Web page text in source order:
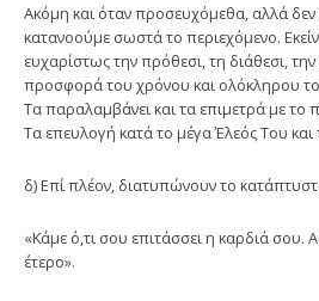
Ακόμη και όταν προσευχόμεθα, αλλά
κατανοούμε σωστά το περιεχόμενο.
ευχαρίστως την πρόθεσι, τη διάθεσι,
προσφορά του χρόνου και ολόκληρου
Τα παραλαμβάνει και τα επιμετρά με το
Τα επευλογή κατά το μέγα Έλεός Του
δ) Επί πλέον, διατυπώνουν το
«Κάμε ό,τι σου επιτάσσει η καρδιά σου.
έτερο».